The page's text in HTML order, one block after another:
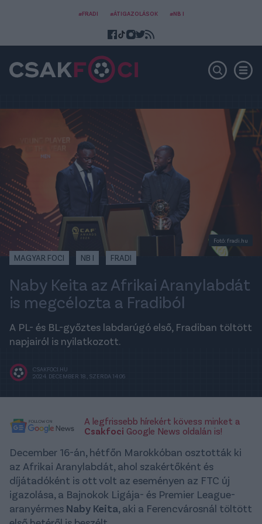
#FRADI #ÁTIGAZOLÁSOK #NB I
Fotó: fradi.hu
MAGYAR FOCI NB I FRADI
Naby Keita az Afrikai Aranylabdát
is megcélozta a Fradiból
A PL- és BL-győztes labdarúgó első, Fradiban töltött
napjairól is nyilatkozott.
CSAKFOCI.HU
2024. DECEMBER 18., SZERDA 14:06
A legfrissebb hírekért kövess minket a
Csakfoci Google News oldalán is!
December 16-án, hétfőn Marokkóban osztották ki
az Afrikai Aranylabdát, ahol szakértőként és
díjátadóként is ott volt az eseményen az FTC új
igazolása, a Bajnokok Ligája- és Premier League-
aranyérmes Naby Keita, aki a Ferencvárosnál töltött